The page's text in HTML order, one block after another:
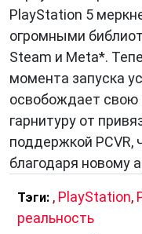
PlayStation 5
огромными
Steam и Meta*.
момента запуска
освобождает свою
гарнитуру от
поддержкой
благодаря новому
Тэги: , PlayStation,
реальность